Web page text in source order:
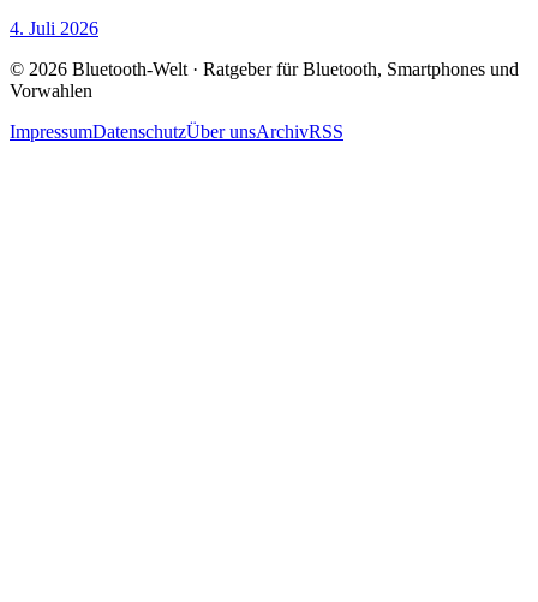
4. Juli 2026
© 2026 Bluetooth-Welt · Ratgeber für Bluetooth, Smartphones und
Vorwahlen
ImpressumDatenschutzÜber unsArchivRSS